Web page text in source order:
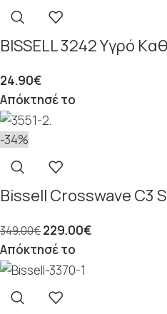
BISSELL 3242 Yγρό
24.90€
Απόκτησέ το
-34%
Bissell Crosswave C3
349.00€229.00€
Απόκτησέ το